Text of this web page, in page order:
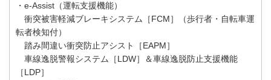
・e-Assist（運転支援機能）
衝突被害軽減ブレーキシステム［FCM］（歩行者・自転車運
転者検知付）
踏み間違い衝突防止アシスト［EAPM］
車線逸脱警報システム［LDW］＆車線逸脱防止支援機能
［LDP］